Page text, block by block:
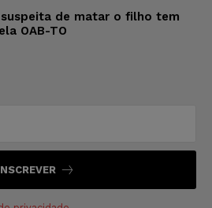
de matar o filho tem
OAB-TO